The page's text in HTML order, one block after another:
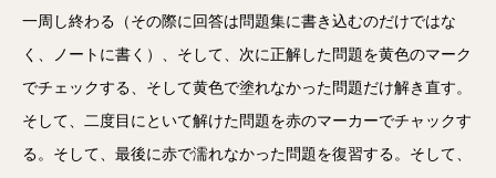
一周し終わる（その際に回答は問題集に書き込むのだけではな
く、ノートに書く）、そして、次に正解した問題を黄色のマーク
でチェックする、そして黄色で塗れなかった問題だけ解き直す。
そして、二度目にといて解けた問題を赤のマーカーでチャックす
る。そして、最後に赤で濡れなかった問題を復習する。そして、